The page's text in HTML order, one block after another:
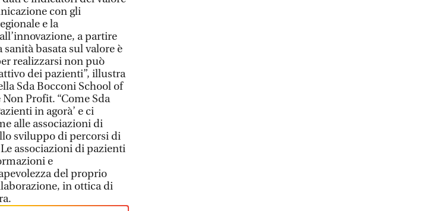
con gli
e la
a partire
basata sul valore è
realizzarsi non può
dei pazienti”, illustra
Sda Bocconi School of
Profit. “Come Sda
in agorà’ e ci
alle associazioni di
sviluppo di percorsi di
associazioni di pazienti
e
del proprio
in ottica di